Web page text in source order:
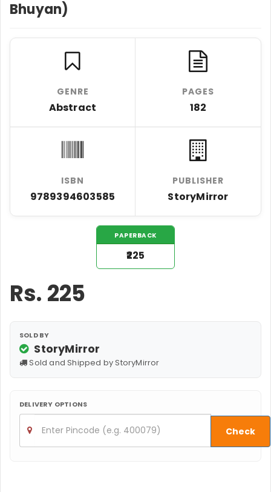
Bhuyan)
GENRE
Abstract
PAGES
182
ISBN
9789394603585
PUBLISHER
StoryMirror
PAPERBACK
₹225
Rs. 225
SOLD BY
StoryMirror
Sold and Shipped by StoryMirror
DELIVERY OPTIONS
Check